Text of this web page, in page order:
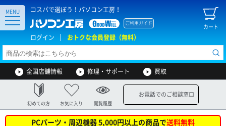
コスパで選ぼう！パソコン工房！
カート
ご利用ガイド
ログイン おトクな会員登録（無料）
MENU
全国店舗情報 修理・サポート 買取
初めての方 お気に入り 閲覧履歴
お電話でのご相談窓口
PCパーツ・周辺機器 5,000円以上の商品で送料無料